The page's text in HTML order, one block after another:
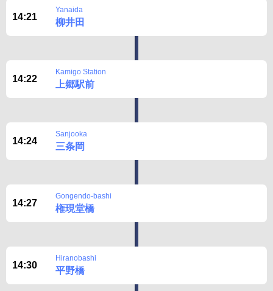
14:21
Yanaida
柳井田
14:22
Kamigo Station
上郷駅前
14:24
Sanjooka
三条岡
14:27
Gongendo-bashi
権現堂橋
14:30
Hiranobashi
平野橋